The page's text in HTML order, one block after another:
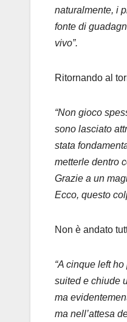
naturalmente, i
fonte di
vivo”.
Ritornando al
“Non gioco
sono lasciato
stata
metterle dentro
Grazie a un
Ecco, questo
Non è andato
“A cinque left
suited e chiude
ma
ma nell’attesa